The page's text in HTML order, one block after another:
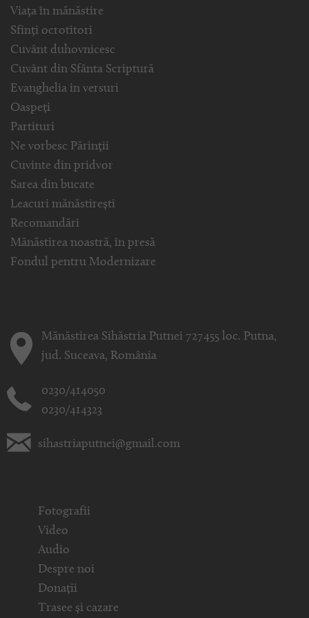
Viața în mănăstire
Sfinți ocrotitori
Cuvânt duhovnicesc
Cuvânt din Sfânta Scriptură
Evanghelia in versuri
Oaspeți
Partituri
Ne vorbesc Părinții
Cuvinte din pridvor
Sarea din bucate
Leacuri mănăstirești
Recomandări
Mănăstirea noastră, în presă
Fondul pentru Modernizare
Mănăstirea Sihăstria Putnei 727455 loc. Putna,
jud. Suceava, România
0230/414050
0230/414323
sihastriaputnei@gmail.com
Fotografii
Video
Audio
Despre noi
Donații
Trasee și cazare